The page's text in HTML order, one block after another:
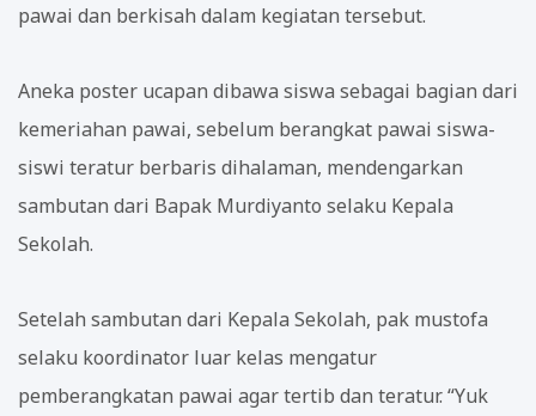
pawai dan berkisah dalam kegiatan tersebut.
Aneka poster ucapan dibawa siswa sebagai bagian dari
kemeriahan pawai, sebelum berangkat pawai siswa-
siswi teratur berbaris dihalaman, mendengarkan
sambutan dari Bapak Murdiyanto selaku Kepala
Sekolah.
Setelah sambutan dari Kepala Sekolah, pak mustofa
selaku koordinator luar kelas mengatur
pemberangkatan pawai agar tertib dan teratur. “Yuk